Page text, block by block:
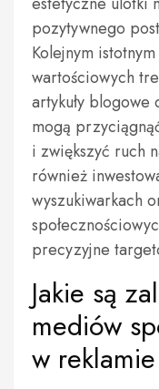
pozytywnego
Kolejnym
wartościowych
artykuły
mogą
i zwiększyć ruch
również
wyszukiwarkach
precyzyjne
Jakie są
mediów
w reklamie